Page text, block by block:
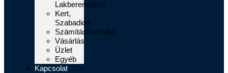
Lakberendezés
Kert,
Szabadidő
Számítástechnika
Vásárlás
Üzlet
Egyéb
Kapcsolat